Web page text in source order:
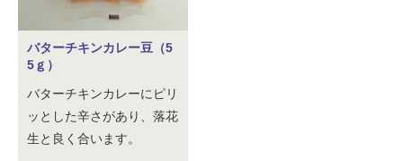
バターチキンカレー豆（5
5ｇ）
バターチキンカレーにピリ
ッとした辛さがあり、落花
生と良く合います。